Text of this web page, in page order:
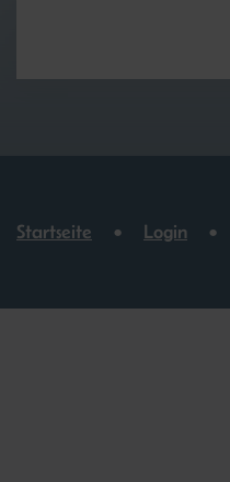
Startseite Login